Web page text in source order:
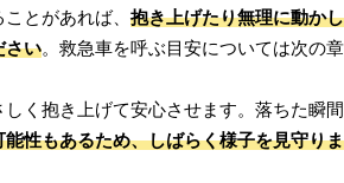
とがあれば、 抱き上げたり無理に動か
さい。救急車を呼ぶ目安については次の
く抱き上げて安心させます。落ちた瞬
性もあるため、しばらく様子を見守り